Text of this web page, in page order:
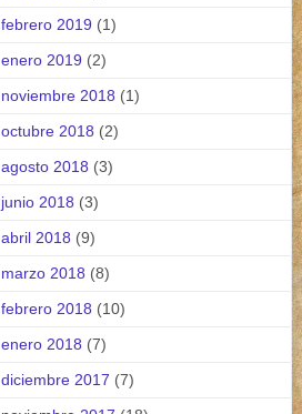
febrero 2019 (1)
enero 2019 (2)
noviembre 2018 (1)
octubre 2018 (2)
agosto 2018 (3)
junio 2018 (3)
abril 2018 (9)
marzo 2018 (8)
febrero 2018 (10)
enero 2018 (7)
diciembre 2017 (7)